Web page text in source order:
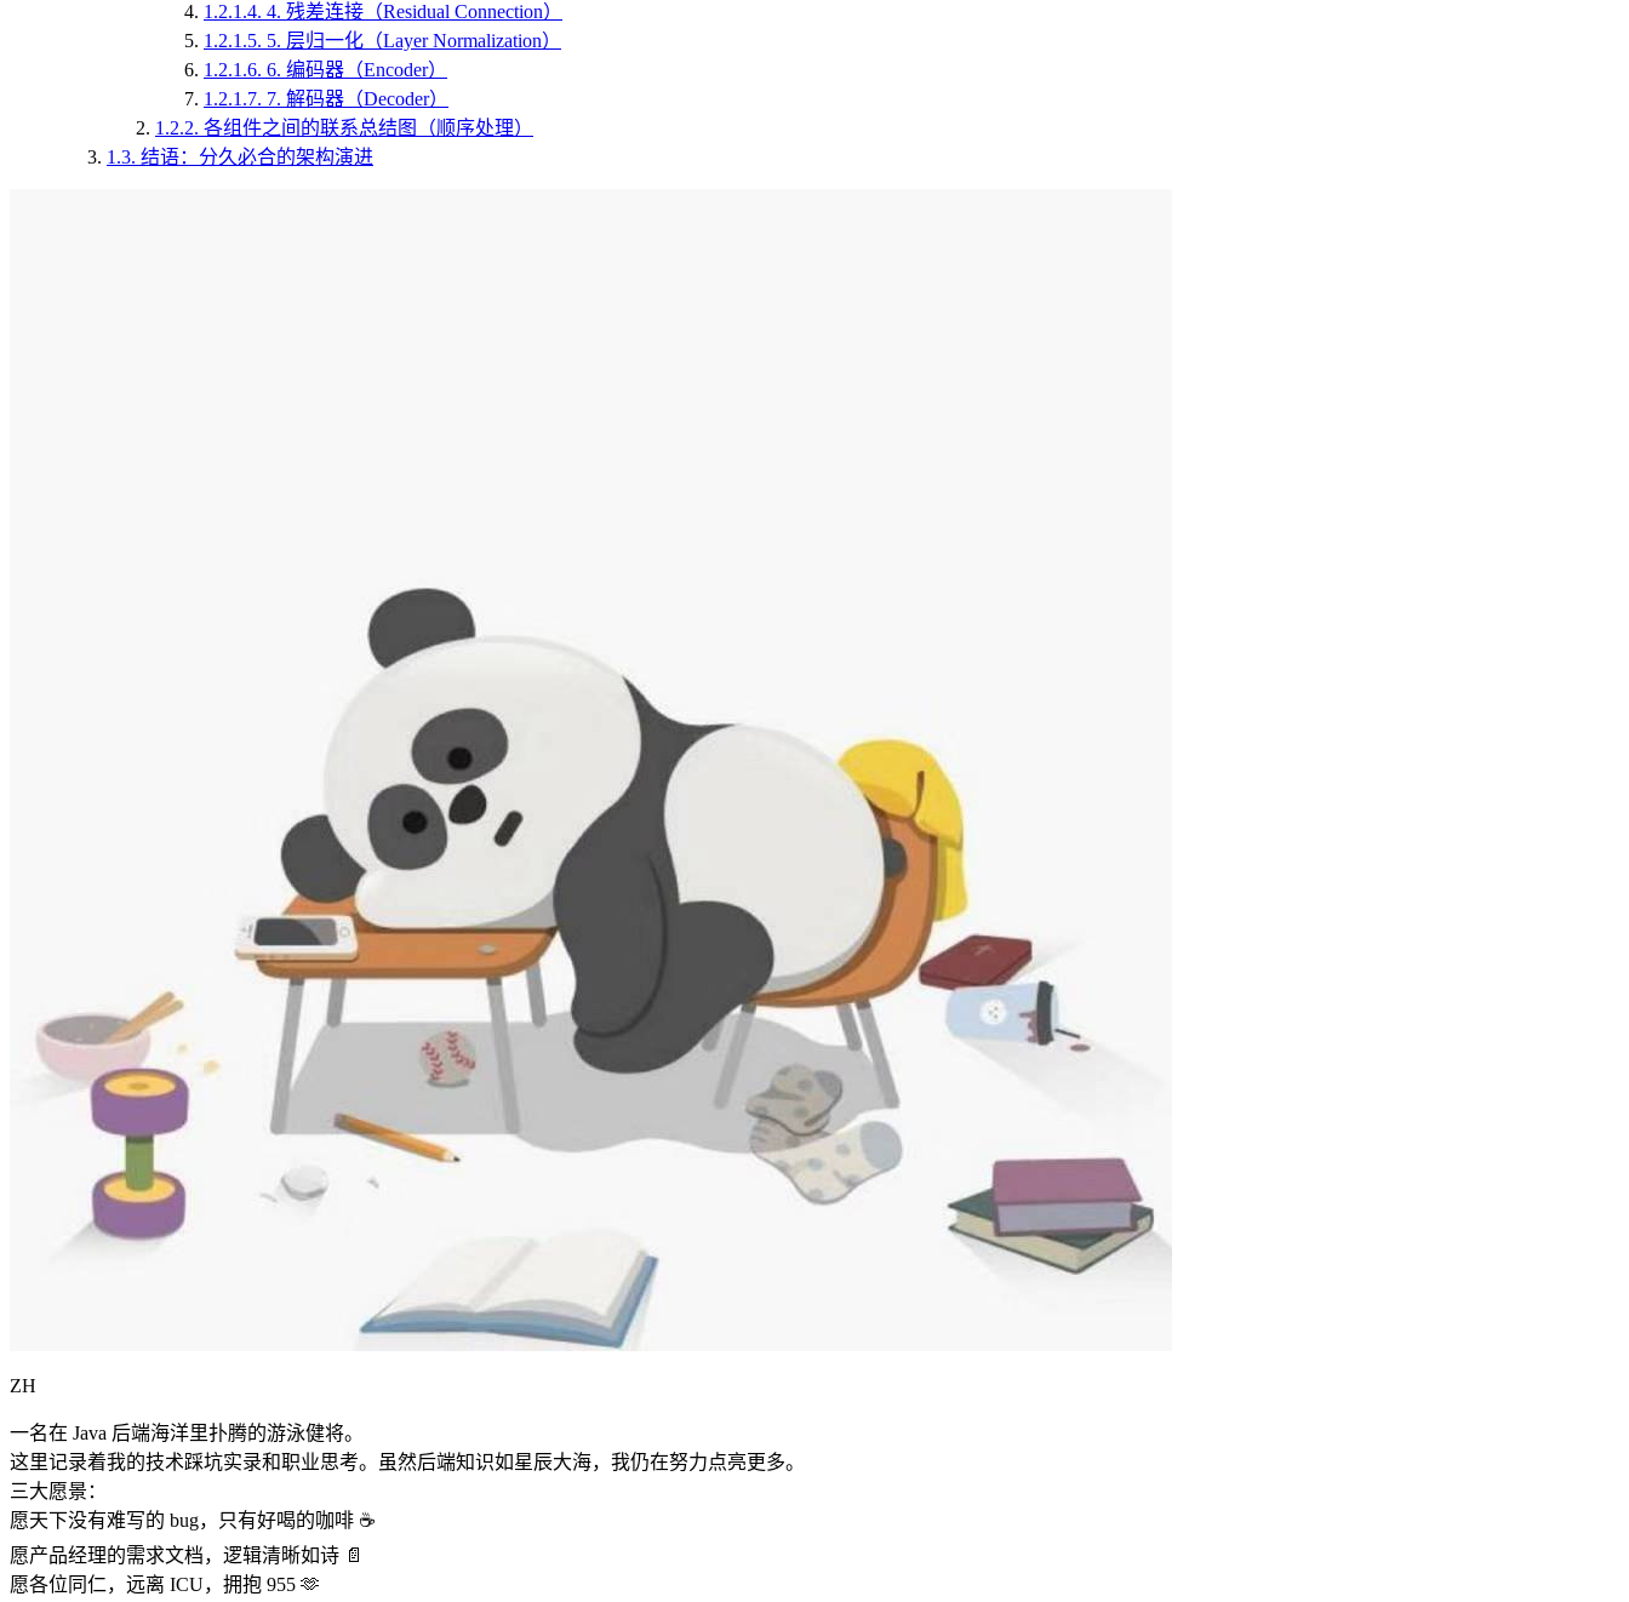
1.2.1.4. 4. 残差连接（Residual Connection）
1.2.1.5. 5. 层归一化（Layer Normalization）
1.2.1.6. 6. 编码器（Encoder）
1.2.1.7. 7. 解码器（Decoder）
1.2.2. 各组件之间的联系总结图（顺序处理）
1.3. 结语：分久必合的架构演进
ZH
一名在 Java 后端海洋里扑腾的游泳健将。
这里记录着我的技术踩坑实录和职业思考。虽然后端知识如星辰大海，我仍在努力点亮更多。
三大愿景：
愿天下没有难写的 bug，只有好喝的咖啡 ☕️
愿产品经理的需求文档，逻辑清晰如诗 📄
愿各位同仁，远离 ICU，拥抱 955 🫶